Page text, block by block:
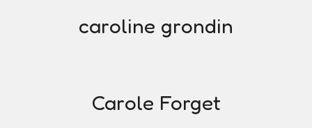
caroline grondin
Carole Forget